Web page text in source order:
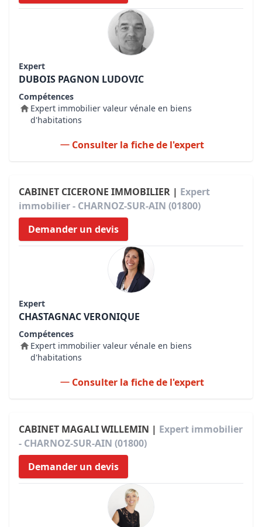
Expert
DUBOIS PAGNON LUDOVIC
Compétences
Expert immobilier valeur vénale en biens
d'habitations
Consulter la fiche de l'expert
CABINET CICERONE IMMOBILIER | Expert
immobilier - CHARNOZ-SUR-AIN (01800)
Demander un devis
Expert
CHASTAGNAC VERONIQUE
Compétences
Expert immobilier valeur vénale en biens
d'habitations
Consulter la fiche de l'expert
CABINET MAGALI WILLEMIN | Expert immobilier
- CHARNOZ-SUR-AIN (01800)
Demander un devis